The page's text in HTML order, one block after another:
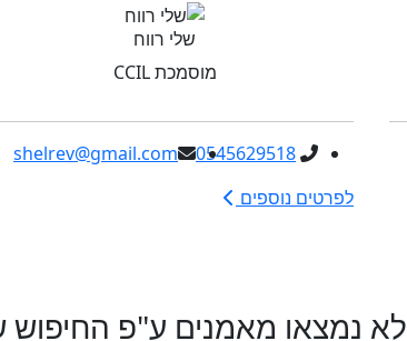
שלי רווח
מוסמכת CCIL
0545629518
shelrev@gmail.com
לפרטים נוספים
לא נמצאו מאמנים ע"פ החיפוש